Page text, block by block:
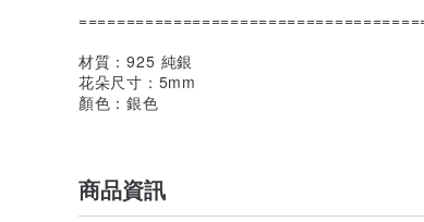
材質：925 純銀
花朵尺寸：5mm
顏色：銀色
商品資訊